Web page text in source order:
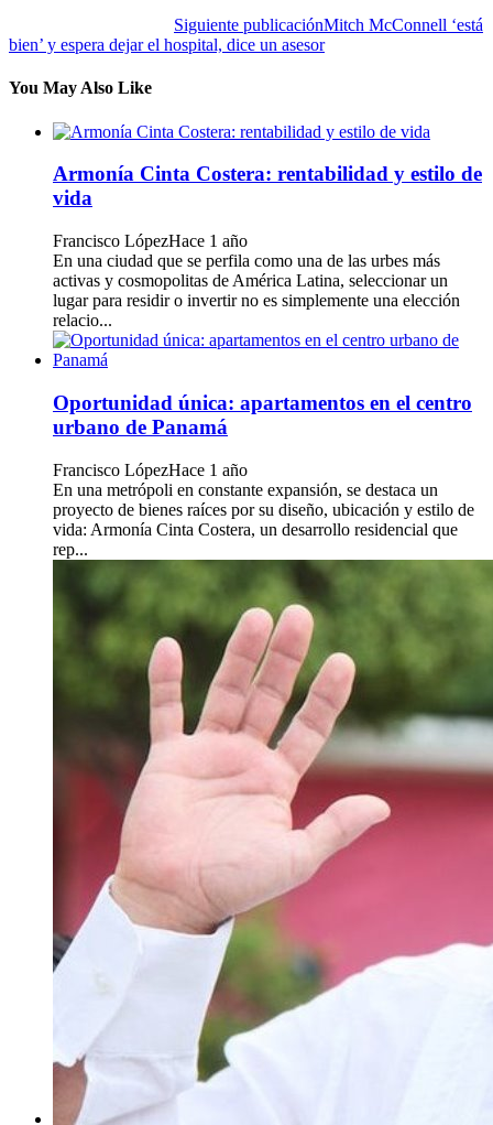
Siguiente publicaciónMitch McConnell ‘está
bien’ y espera dejar el hospital, dice un asesor
You May Also Like
Armonía Cinta Costera: rentabilidad y estilo de
vida
Francisco LópezHace 1 año
En una ciudad que se perfila como una de las urbes más
activas y cosmopolitas de América Latina, seleccionar un
lugar para residir o invertir no es simplemente una elección
relacio...
Oportunidad única: apartamentos en el centro
urbano de Panamá
Francisco LópezHace 1 año
En una metrópoli en constante expansión, se destaca un
proyecto de bienes raíces por su diseño, ubicación y estilo de
vida: Armonía Cinta Costera, un desarrollo residencial que
rep...